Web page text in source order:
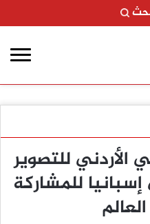
الأردني للتصوير
للمشاركة